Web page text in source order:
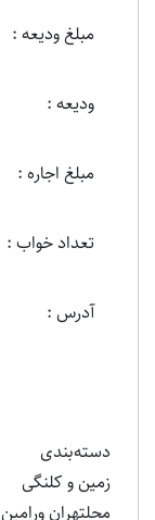
مبلغ ودیعه :
ودیعه :
مبلغ اجاره :
تعداد خواب :
آدرس :
دسته‌بندی
زمین و کلنگی
محلتهران ورامین